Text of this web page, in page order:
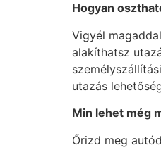
Hogyan
Vigyél
alakíthatsz
utazás
Min lehet még
Őrizd meg